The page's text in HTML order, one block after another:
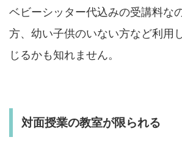
ベビーシッター代込みの受講料な
方、幼い子供のいない方など利用
じるかも知れません。
対面授業の教室が限られる